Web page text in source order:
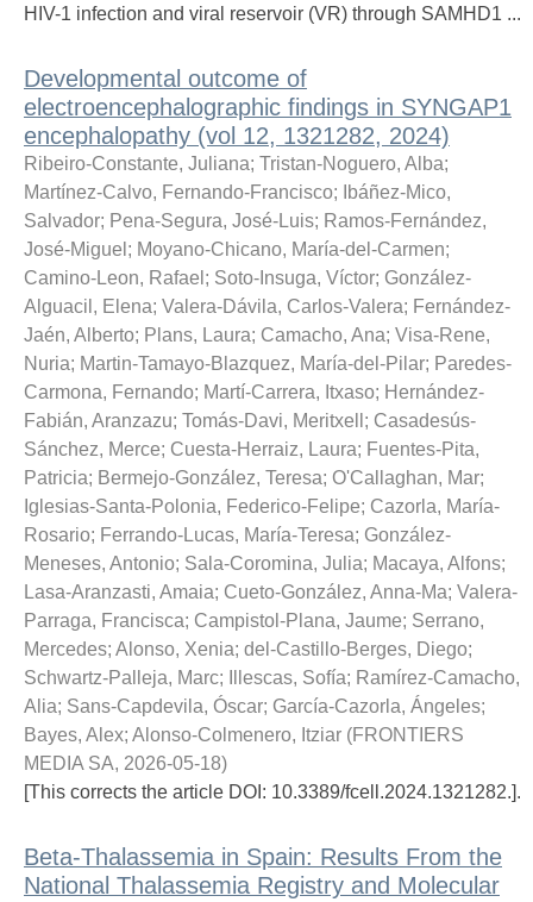
HIV-1 infection and viral reservoir (VR) through SAMHD1 ...
Developmental outcome of
electroencephalographic findings in SYNGAP1
encephalopathy (vol 12, 1321282, 2024)
Ribeiro-Constante, Juliana; Tristan-Noguero, Alba;
Martínez-Calvo, Fernando-Francisco;
Ibáñez-Mico,
Salvador; Pena-Segura, José-Luis; Ramos-Fernández,
José-Miguel ; Moyano-Chicano, María-del-Carmen;
Camino-Leon, Rafael ; Soto-Insuga, Víctor; González-
Alguacil, Elena; Valera-Dávila, Carlos-Valera; Fernández-
Jaén, Alberto; Plans, Laura; Camacho, Ana; Visa-Rene,
Nuria; Martin-Tamayo-Blazquez, María-del-Pilar; Paredes-
Carmona, Fernando; Martí-Carrera, Itxaso; Hernández-
Fabián, Aranzazu; Tomás-Davi, Meritxell ; Casadesús-
Sánchez, Merce; Cuesta-Herraiz, Laura; Fuentes-Pita,
Patricia; Bermejo-González, Teresa; O'Callaghan, Mar;
Iglesias-Santa-Polonia, Federico-Felipe; Cazorla, María-
Rosario; Ferrando-Lucas, María-Teresa; González-
Meneses, Antonio; Sala-Coromina, Julia; Macaya, Alfons;
Lasa-Aranzasti, Amaia; Cueto-González, Anna-Ma; Valera-
Parraga, Francisca; Campistol-Plana, Jaume; Serrano,
Mercedes; Alonso, Xenia; del-Castillo-Berges, Diego;
Schwartz-Palleja, Marc; Illescas, Sofía; Ramírez-Camacho,
Alia; Sans-Capdevila, Óscar; García-Cazorla, Ángeles;
Bayes, Alex; Alonso-Colmenero, Itziar (FRONTIERS
MEDIA SA, 2026-05-18)
[This corrects the article DOI: 10.3389/fcell.2024.1321282.].
Beta-Thalassemia in Spain: Results From the
National Thalassemia Registry and Molecular